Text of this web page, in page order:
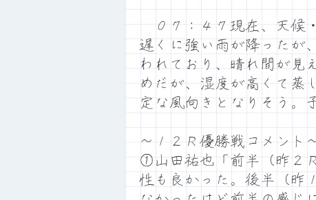
０７：４７現在、天候
遅くに強い雨が降ったが
われており、晴れ間が見
めだが、湿度が高くて蒸
定な風向きとなりそう。
～１２Ｒ優勝戦コメント
①山田祐也「前半（昨２
性も良かった。後半（昨